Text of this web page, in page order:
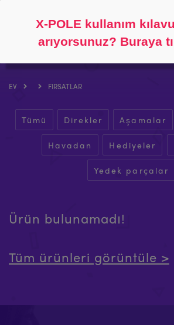
EV FIRSATLAR
Tümü Direkler Aşamalar
Havadan Hediyeler
Yedek parçalar
Ürün bulunamadı!
Tüm ürünleri görüntüle >
X-POLE kullanım
arıyorsunuz? Buraya